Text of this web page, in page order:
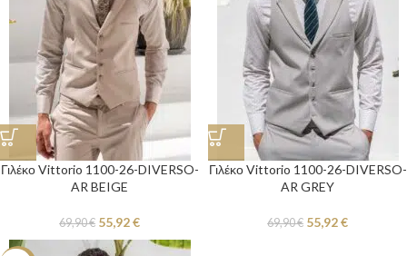
Γιλέκο Vittorio 1100-26-DIVERSO-
AR BEIGE
69,90€ 55,92€
Γιλέκο Vittorio 1100-26-DIVERSO-
AR GREY
69,90€ 55,92€